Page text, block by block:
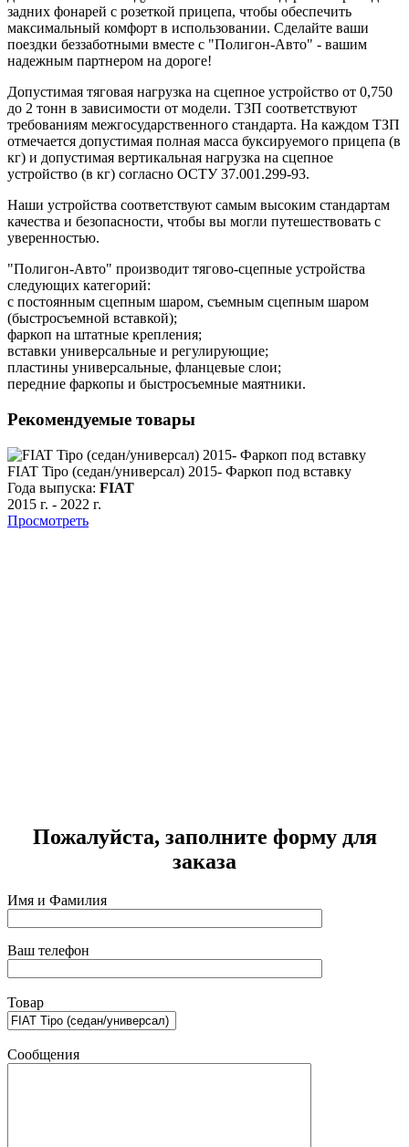
задних фонарей с розеткой прицепа, чтобы обеспечить
максимальный комфорт в использовании. Сделайте ваши
поездки беззаботными вместе с "Полигон-Авто" - вашим
надежным партнером на дороге!
Допустимая тяговая нагрузка на сцепное устройство от 0,750
до 2 тонн в зависимости от модели. ТЗП соответствуют
требованиям межгосударственного стандарта. На каждом ТЗП
отмечается допустимая полная масса буксируемого прицепа (в
кг) и допустимая вертикальная нагрузка на сцепное
устройство (в кг) согласно ОСТУ 37.001.299-93.
Наши устройства соответствуют самым высоким стандартам
качества и безопасности, чтобы вы могли путешествовать с
уверенностью.
"Полигон-Авто" производит тягово-сцепные устройства
следующих категорий:
с постоянным сцепным шаром, съемным сцепным шаром
(быстросъемной вставкой);
фаркоп на штатные крепления;
вставки универсальные и регулирующие;
пластины универсальные, фланцевые слои;
передние фаркопы и быстросъемные маятники.
Рекомендуемые товары
FIAT Tipo (седан/универсал) 2015- Фаркоп под вставку
Года выпуска: FIAT
2015 г. - 2022 г.
Просмотреть
Пожалуйста, заполните форму для
заказа
Имя и Фамилия
Ваш телефон
Товар
Сообщения